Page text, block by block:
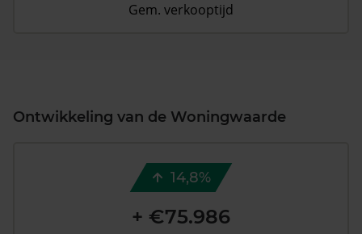
Gem. verkooptijd
Ontwikkeling van de Woningwaarde
14,8%
+ €75.986